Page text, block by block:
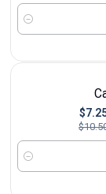
Cantidad
Cantidad